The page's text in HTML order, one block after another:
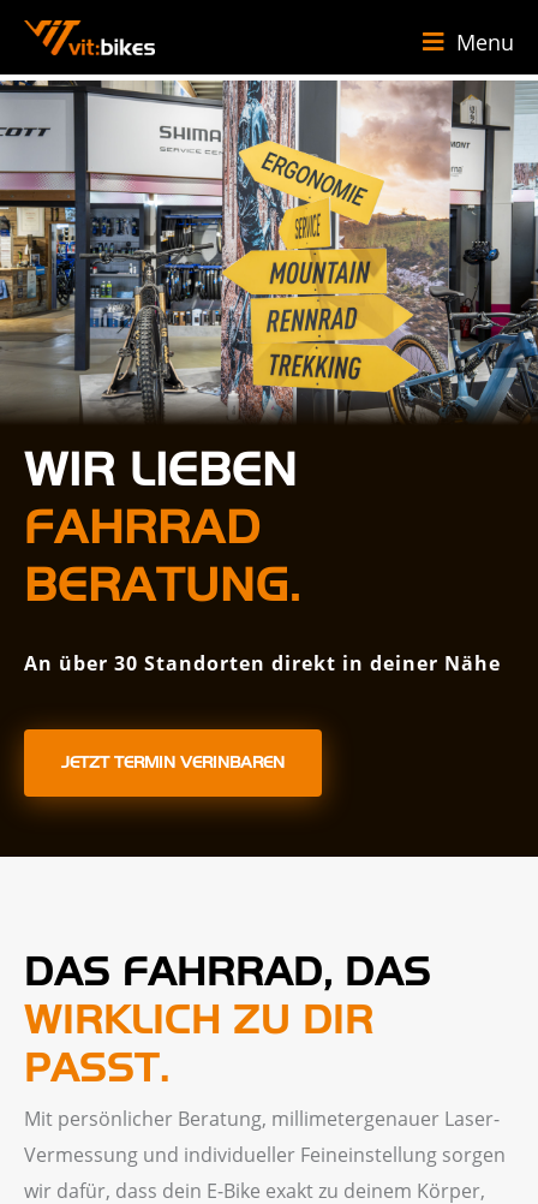
Menu
WIR LIEBEN
FAHRRAD
BERATUNG.
An über 30 Standorten direkt in deiner Nähe
JETZT TERMIN VERINBAREN
DAS FAHRRAD, DAS
WIRKLICH ZU DIR
PASST.
Mit persönlicher Beratung, millimetergenauer Laser-
Vermessung und individueller Feineinstellung sorgen
wir dafür, dass dein E-Bike exakt zu deinem Körper,